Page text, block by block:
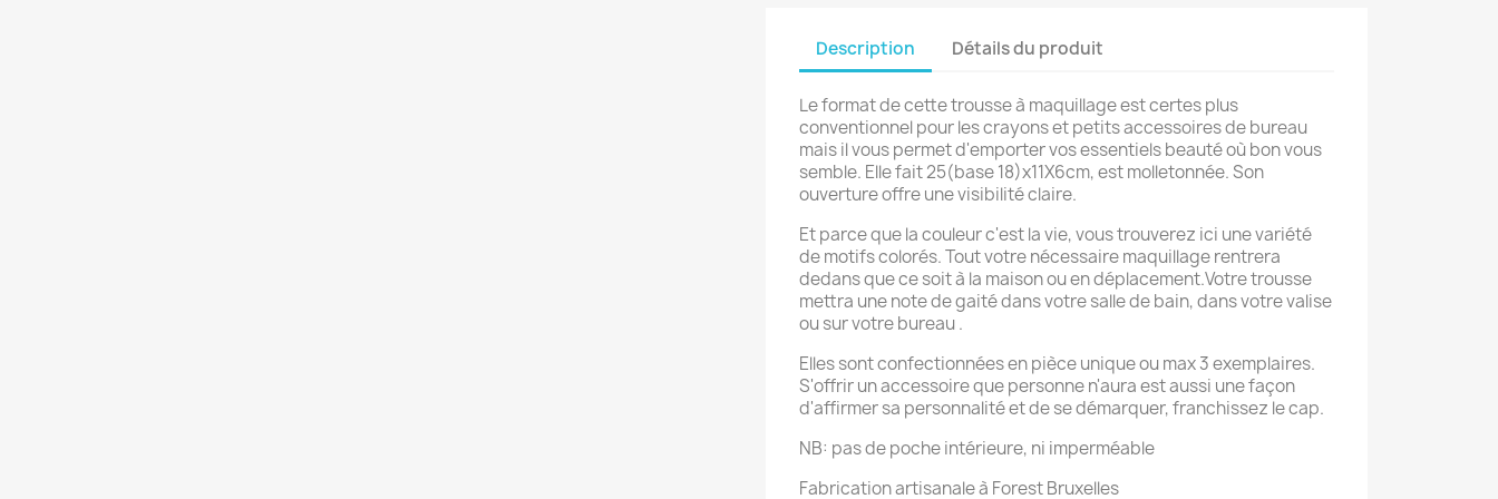
Description Détails du produit
Le format de cette trousse à maquillage est certes plus
conventionnel pour les crayons et petits accessoires de bureau
mais il vous permet d'emporter vos essentiels beauté où bon vous
semble. Elle fait 25(base 18)x11X6cm, est molletonnée. Son
ouverture offre une visibilité claire.
Et parce que la couleur c'est la vie, vous trouverez ici une variété
de motifs colorés. Tout votre nécessaire maquillage rentrera
dedans que ce soit à la maison ou en déplacement.Votre trousse
mettra une note de gaité dans votre salle de bain, dans votre valise
ou sur votre bureau .
Elles sont confectionnées en pièce unique ou max 3 exemplaires.
S'offrir un accessoire que personne n'aura est aussi une façon
d'affirmer sa personnalité et de se démarquer, franchissez le cap.
NB: pas de poche intérieure, ni imperméable
Fabrication artisanale à Forest Bruxelles